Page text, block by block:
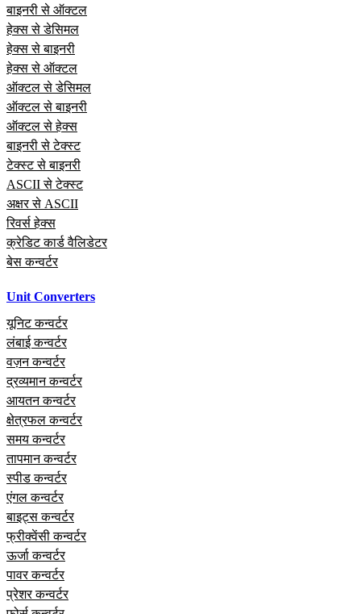
बाइनरी से ऑक्टल
हेक्स से डेसिमल
हेक्स से बाइनरी
हेक्स से ऑक्टल
ऑक्टल से डेसिमल
ऑक्टल से बाइनरी
ऑक्टल से हेक्स
बाइनरी से टेक्स्ट
टेक्स्ट से बाइनरी
ASCII से टेक्स्ट
अक्षर से ASCII
रिवर्स हेक्स
क्रेडिट कार्ड वैलिडेटर
बेस कन्वर्टर
Unit Converters
यूनिट कन्वर्टर
लंबाई कन्वर्टर
वज़न कन्वर्टर
द्रव्यमान कन्वर्टर
आयतन कन्वर्टर
क्षेत्रफल कन्वर्टर
समय कन्वर्टर
तापमान कन्वर्टर
स्पीड कन्वर्टर
एंगल कन्वर्टर
बाइट्स कन्वर्टर
फ्रीक्वेंसी कन्वर्टर
ऊर्जा कन्वर्टर
पावर कन्वर्टर
प्रेशर कन्वर्टर